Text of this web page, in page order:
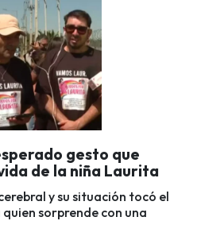
gesto que
de la niña Laurita
y su situación tocó el
sorprende con una